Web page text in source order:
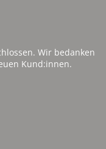
Wir bedanken
Kund:innen.